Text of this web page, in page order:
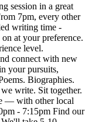
session in a great
7pm, every other
writing time -
at your preference.
level.
connect with new
your pursuits,
Biographies.
write. Sit together.
— with other local
- 7:15pm Find our